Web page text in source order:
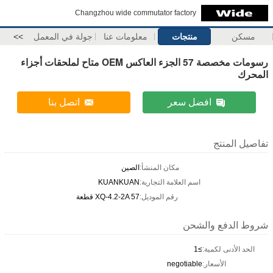
Changzhou wide commutator factory
مسكن منتجات معلومات عنا جولة في المعمل >>
رسومات مخصصة 57 الجزء العاكس OEM متاح لملحقات أجزاء
المحرك
افضل سعر اتصل بنا
تفاصيل المنتج
مكان المنشأ:الصين
اسم العلامة التجارية:KUANKUAN
رقم الموديل:XQ-4.2-2A 57 قطعة
شروط الدفع والشحن
الحد الأدنى لكمية:≥1
الأسعار:negotiable